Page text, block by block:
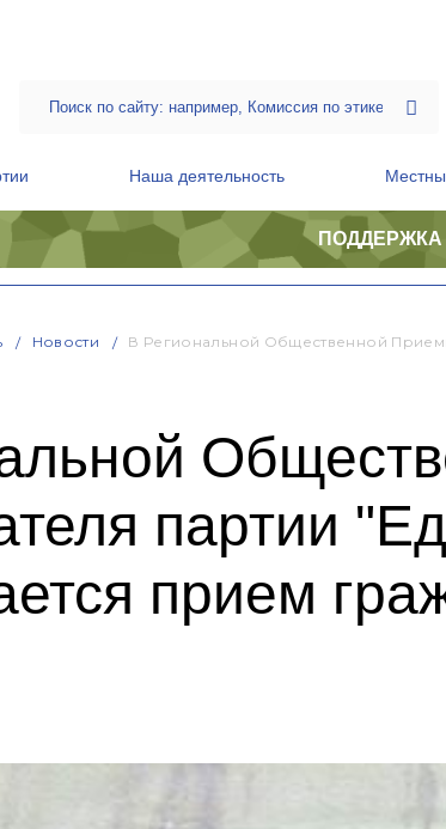
Наша деятельность
Новости В Региональной Общественной
партии
прием